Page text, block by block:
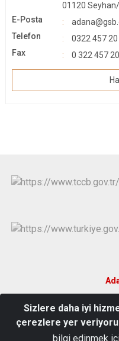
01120
E-Posta
Telefon
0322 457 20
Fax
0 322 457
Türkocağı Mah. Yeşilay
0
Sizlere daha iyi
çerezlere yer
bilgi edinmek